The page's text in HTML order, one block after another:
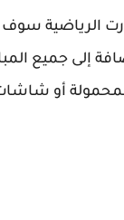
الرياضية سوف
إلى جميع
أو